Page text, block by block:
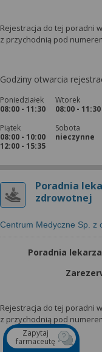
Rejestracja do tej poradni
z przychodnią pod
Godziny otwarcia
Poniedziałek
08:00 - 11:30
Wtorek
08:00 - 11:30
Piątek
08:00 - 10:00
12:00 - 15:35
Sobota
nieczynne
Poradnia
zdrowotnej
Centrum Medyczne Sp. z
Poradnia
Rejestracja do tej poradni
z przychodnią pod
Zapytaj
farmaceutę